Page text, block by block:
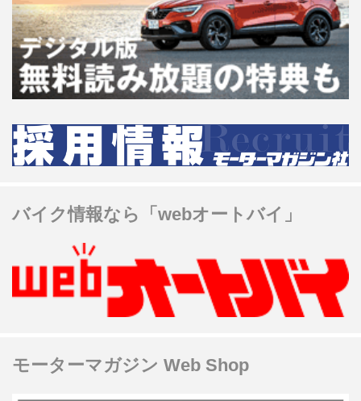
バイク情報なら「webオートバイ」
モーターマガジン Web Shop